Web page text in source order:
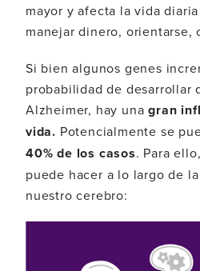
mayor y afecta la vida
manejar dinero, orientarse,
Si bien algunos genes
probabilidad de desarrollar
Alzheimer, hay unagran
vida. Potencialmente se
40% de los casos. Para
puede hacer a lo largo de
nuestro cerebro: